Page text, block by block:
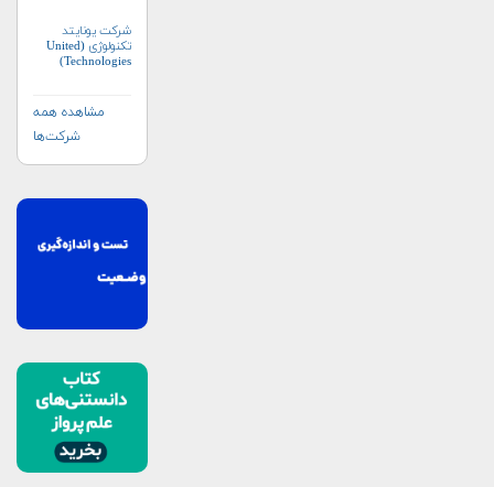
شرکت یونایتد
تکنولوژی (United
Technologies)
مشاهده همه
شرکت‌ها